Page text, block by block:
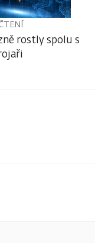
rostly spolu s